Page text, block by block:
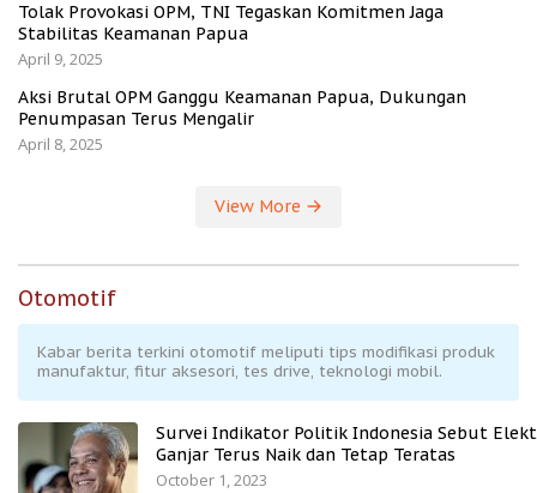
Tolak Provokasi OPM, TNI Tegaskan Komitmen Jaga
Stabilitas Keamanan Papua
April 9, 2025
Aksi Brutal OPM Ganggu Keamanan Papua, Dukungan
Penumpasan Terus Mengalir
April 8, 2025
View More
Otomotif
Kabar berita terkini otomotif meliputi tips modifikasi produk
manufaktur, fitur aksesori, tes drive, teknologi mobil.
Survei Indikator Politik Indonesia Sebut
Ganjar Terus Naik dan Tetap Teratas
October 1, 2023